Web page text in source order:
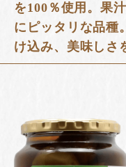
を100％使用。果
にピッタリな品種
け込み、美味しさ